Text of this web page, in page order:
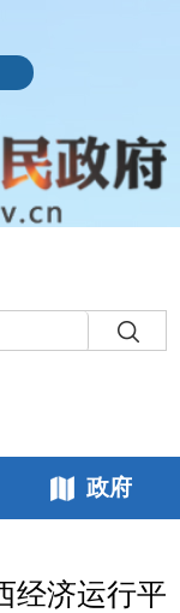
政府
经济运行平